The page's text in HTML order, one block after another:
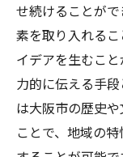
せ続けることが
素を取り入れる
イデアを生むこ
力的に伝える手
は大阪市の歴史
ことで、地域の